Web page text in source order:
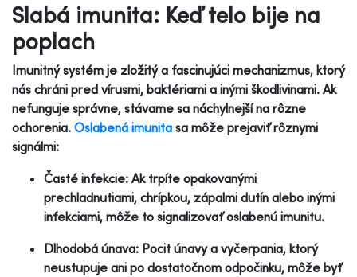
Slabá imunita: Keď telo bije na
poplach
Imunitný systém je zložitý a fascinujúci mechanizmus, ktorý
nás chráni pred vírusmi, baktériami a inými škodlivinami. Ak
nefunguje správne, stávame sa náchylnejší na rôzne
ochorenia. Oslabená imunita sa môže prejaviť rôznymi
signálmi:
Časté infekcie: Ak trpíte opakovanými
prechladnutiami, chrípkou, zápalmi dutín alebo inými
infekciami, môže to signalizovať oslabenú imunitu.
Dlhodobá únava: Pocit únavy a vyčerpania, ktorý
neustupuje ani po dostatočnom odpočinku, môže byť